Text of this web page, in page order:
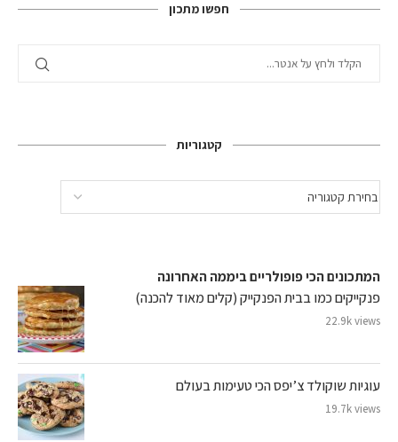
חפשו מתכון
קטגוריות
המתכונים הכי פופולריים ביממה האחרונה
פנקייקים כמו בבית הפנקייק (קלים מאוד להכנה)
22.9k views
עוגיות שוקולד צ’יפס הכי טעימות בעולם
19.7k views